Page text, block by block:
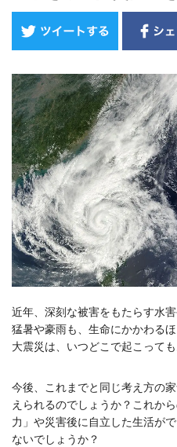
近年、深刻な被害をもたらす水
猛暑や豪雨も、生命にかかわる
大震災は、いつどこで起こって
今後、これまでと同じ考え方の
えられるのでしょうか？これか
力」や災害後に自立した生活が
ないでしょうか？